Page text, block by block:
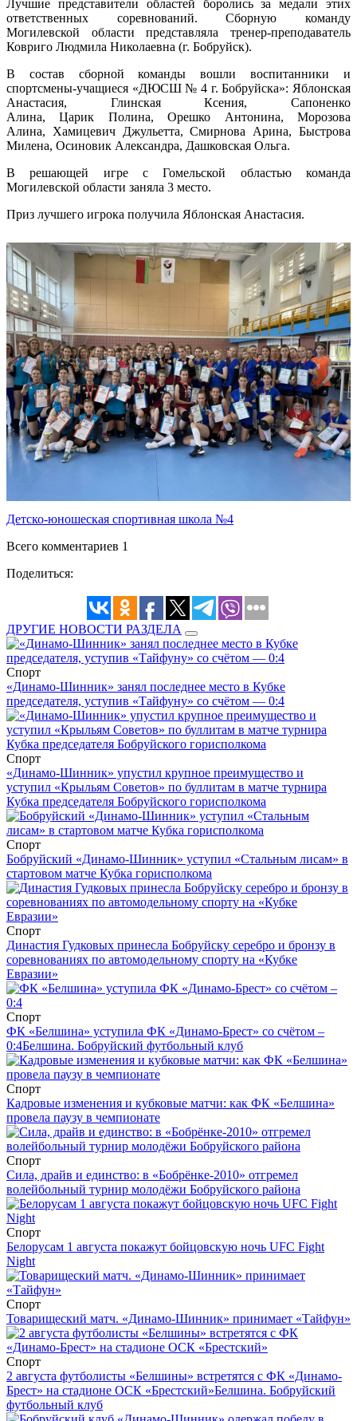
Лучшие представители областей боролись за медали этих
ответственных соревнований. Сборную команду
Могилевской области представляла тренер-преподаватель
Ковриго Людмила Николаевна (г. Бобруйск).
В состав сборной команды вошли воспитанники и
спортсмены-учащиеся «ДЮСШ № 4 г. Бобруйска»: Яблонская
Анастасия, Глинская Ксения, Сапоненко
Алина, Царик Полина, Орешко Антонина, Морозова
Алина, Хамицевич Джульетта, Смирнова Арина, Быстрова
Милена, Осиновик Александра, Дашковская Ольга.
В решающей игре с Гомельской областью команда
Могилевской области заняла 3 место.
Приз лучшего игрока получила Яблонская Анастасия.
Детско-юношеская спортивная школа №4
Всего комментариев 1
Поделиться:
ДРУГИЕ НОВОСТИ РАЗДЕЛА
Спорт
«Динамо-Шинник» занял последнее место в Кубке
председателя, уступив «Тайфуну» со счётом — 0:4
Спорт
«Динамо-Шинник» упустил крупное преимущество и
уступил «Крыльям Советов» по буллитам в матче турнира
Кубка председателя Бобруйского горисполкома
Спорт
Бобруйский «Динамо-Шинник» уступил «Стальным лисам» в
стартовом матче Кубка горисполкома
Спорт
Династия Гудковых принесла Бобруйску серебро и бронзу в
соревнованиях по автомодельному спорту на «Кубке
Евразии»
Спорт
ФК «Белшина» уступила ФК «Динамо-Брест» со счётом –
0:4Белшина. Бобруйский футбольный клуб
Спорт
Кадровые изменения и кубковые матчи: как ФК «Белшина»
провела паузу в чемпионате
Спорт
Сила, драйв и единство: в «Бобрёнке-2010» отгремел
волейбольный турнир молодёжи Бобруйского района
Спорт
Белорусам 1 августа покажут бойцовскую ночь UFC Fight
Night
Спорт
Товарищеский матч. «Динамо-Шинник» принимает «Тайфун»
Спорт
2 августа футболисты «Белшины» встретятся с ФК «Динамо-
Брест» на стадионе ОСК «Брестский»Белшина. Бобруйский
футбольный клуб